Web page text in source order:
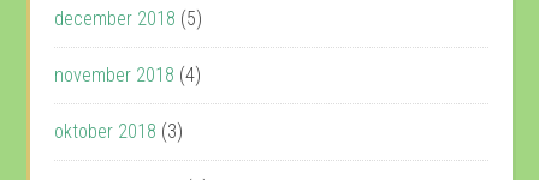
december 2018 (5)
november 2018 (4)
oktober 2018 (3)